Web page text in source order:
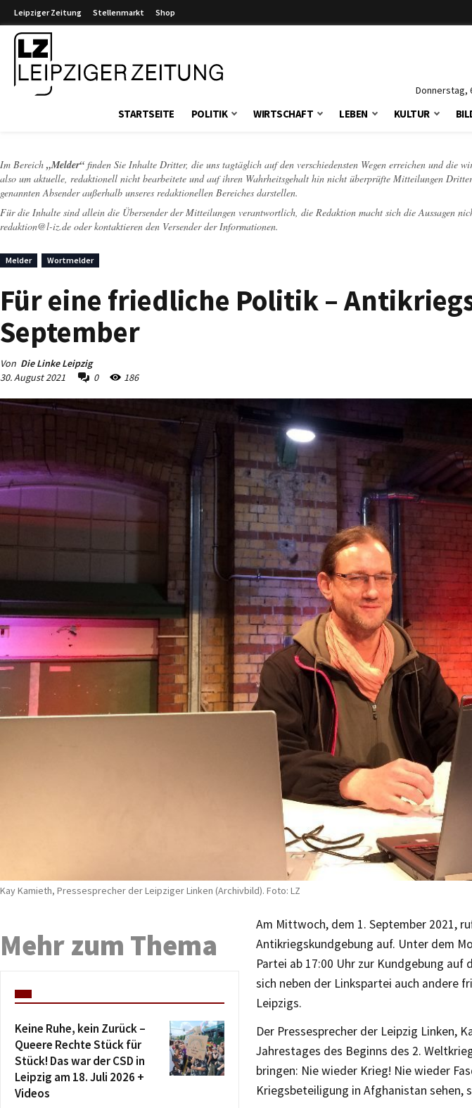
Leipziger Zeitung Stellenmarkt Shop
Donnerstag,
STARTSEITE POLITIK WIRTSCHAFT LEBEN KULTUR
Im Bereich „Melder“ finden Sie Inhalte Dritter, die uns tagtäglich auf den verschiedensten Wegen erreichen und die
also um aktuelle, redaktionell nicht bearbeitete und auf ihren Wahrheitsgehalt hin nicht überprüfte Mitteilungen
genannten Absender außerhalb unseres redaktionellen Bereiches darstellen.
Für die Inhalte sind allein die Übersender der Mitteilungen verantwortlich, die Redaktion macht sich die Aussagen
redaktion@l-iz.de oder kontaktieren den Versender der Informationen.
Melder Wortmelder
Für eine friedliche Politik –
September
Von Die Linke Leipzig
30. August 2021
0 186
Kay Kamieth, Pressesprecher der Leipziger Linken (Archivbild). Foto: LZ
Am Mittwoch, dem 1. September 2021,
Antikriegskundgebung auf. Unter dem
Partei ab 17:00 Uhr zur Kundgebung
sich neben der Linkspartei auch andere
Leipzigs.
Der Pressesprecher der Leipzig Linken,
Jahrestages des Beginns des 2.
bringen: Nie wieder Krieg! Nie wieder
Kriegsbeteiligung in Afghanistan sehen,
Mehr zum Thema
Keine Ruhe, kein Zurück –
Queere Rechte Stück für
Stück! Das war der CSD in
Leipzig am 18. Juli 2026 +
Videos